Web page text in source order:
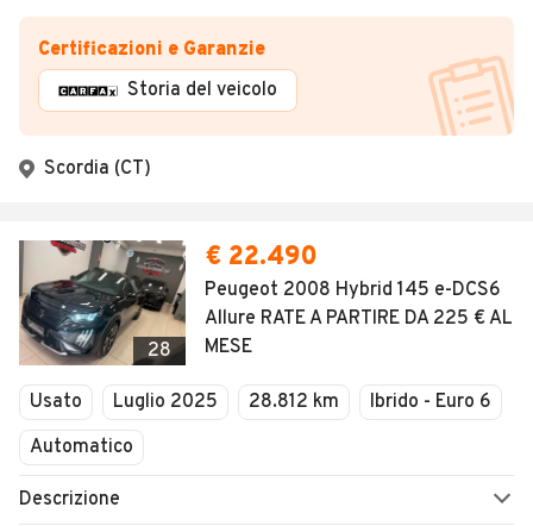
Certificazioni e Garanzie
Storia del veicolo
Scordia (CT)
28
€ 22.490
Peugeot 2008 Hybrid 145 e-DCS6
Allure RATE A PARTIRE DA 225 € AL
MESE
Usato Luglio 2025 28.812 km
Ibrido - Euro 6
Automatico
Descrizione